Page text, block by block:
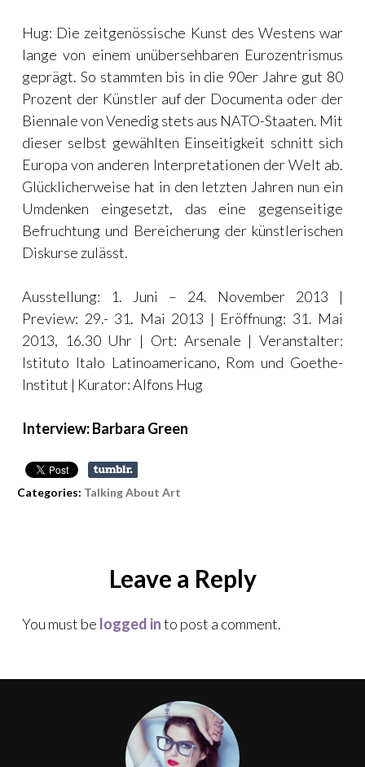
Hug: Die zeitgenössische Kunst des Westens war
lange von einem unübersehbaren Eurozentrismus
geprägt. So stammten bis in die 90er Jahre gut 80
Prozent der Künstler auf der Documenta oder der
Biennale von Venedig stets aus NATO-Staaten. Mit
dieser selbst gewählten Einseitigkeit schnitt sich
Europa von anderen Interpretationen der Welt ab.
Glücklicherweise hat in den letzten Jahren nun ein
Umdenken eingesetzt, das eine gegenseitige
Befruchtung und Bereicherung der künstlerischen
Diskurse zulässt.
Ausstellung: 1. Juni – 24. November 2013 |
Preview: 29.- 31. Mai 2013 | Eröffnung: 31. Mai
2013, 16.30 Uhr | Ort: Arsenale | Veranstalter:
Istituto Italo Latinoamericano, Rom und Goethe-
Institut | Kurator: Alfons Hug
Interview: Barbara Green
Categories: Talking About Art
Leave a Reply
You must be logged into post a comment.